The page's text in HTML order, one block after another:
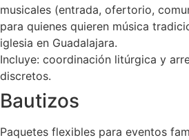
musicales (entrada, ofertorio,
para quienes quieren música
iglesia en Guadalajara.
Incluye: coordinación litúrgica y
discretos.
Bautizos
Paquetes flexibles para eventos